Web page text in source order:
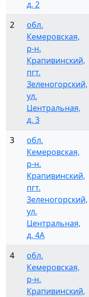
д. 2
2
обл.
Кемеровская,
р-н.
Крапивинский,
пгт.
Зеленогорский,
ул.
Центральная,
д. 3
3
обл.
Кемеровская,
р-н.
Крапивинский,
пгт.
Зеленогорский,
ул.
Центральная,
д. 4А
4
обл.
Кемеровская,
р-н.
Крапивинский,